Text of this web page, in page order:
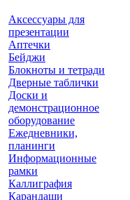
Аксессуары для
презентации
Аптечки
Бейджи
Блокноты и тетради
Дверные таблички
Доски и
демонстрационное
оборудование
Ежедневники,
планинги
Информационные
рамки
Каллиграфия
Карандаши